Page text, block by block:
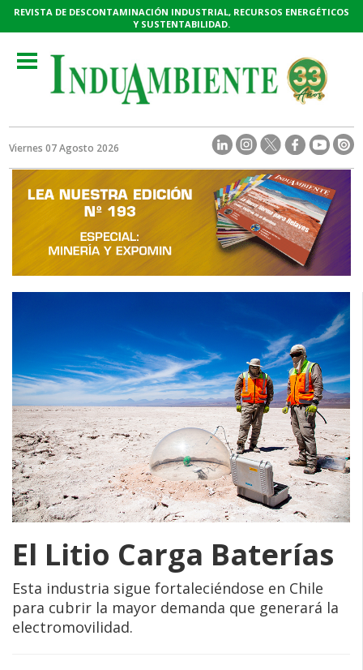
REVISTA DE DESCONTAMINACIÓN INDUSTRIAL, RECURSOS ENERGÉTICOS
Y SUSTENTABILIDAD.
Toggle
navigation
Viernes 07 Agosto 2026
El Litio Carga Baterías
Esta industria sigue fortaleciéndose en Chile
para cubrir la mayor demanda que generará la
electromovilidad.